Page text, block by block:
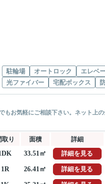
駐輪場 オートロック
エレベ
光ファイバー
宅配ボックス
お気軽にご相談下さい。ネット上
取り 面積 詳細
33.51㎡ 詳細を見る
1R 26.41㎡ 詳細を見る